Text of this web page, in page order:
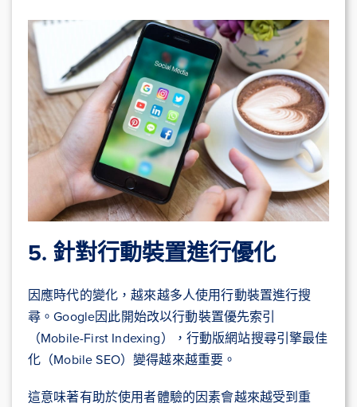
5. 針對行動裝置進行優化
因應時代的變化，越來越多人使用行動裝置進行搜
尋。Google因此開始改以行動裝置優先索引
（Mobile-First Indexing），行動版網站搜尋引擎最佳
化（Mobile SEO）變得越來越重要。
這意味著有助於使用者體驗的因素會越來越受到重